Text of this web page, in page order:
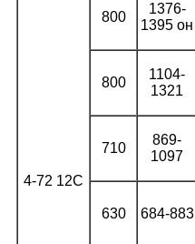
4-72 12С
800
1376-
1395 он
800
1104-
1321
710
869-
1097
630 684-883